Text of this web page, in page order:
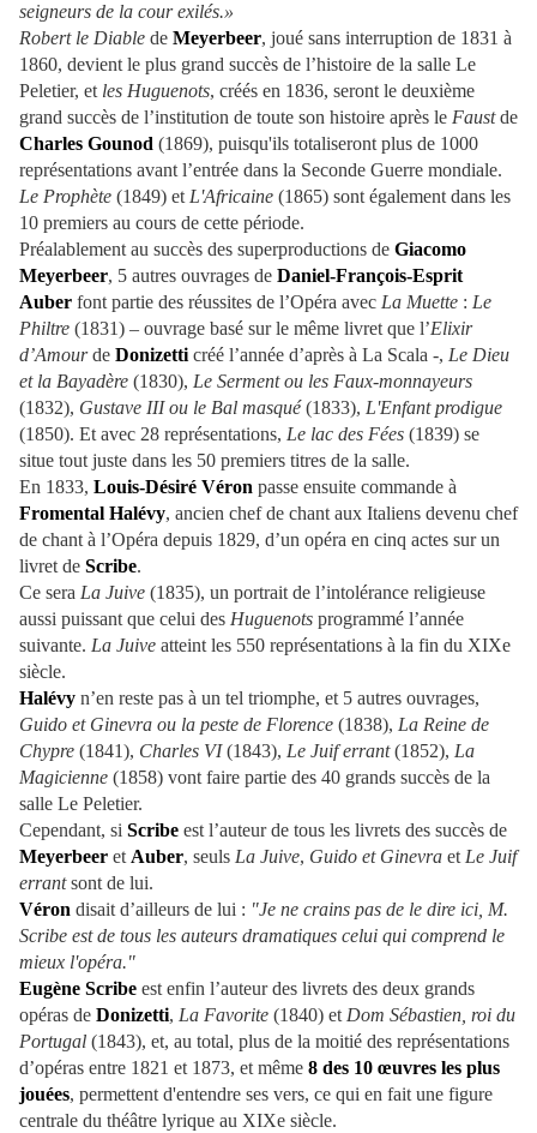
seigneurs de la cour exilés.»
Robert le Diable de Meyerbeer, joué sans interruption de 1831 à
1860, devient le plus grand succès de l’histoire de la salle Le
Peletier, et les Huguenots, créés en 1836, seront le deuxième
grand succès de l’institution de toute son histoire après le Faustde
Charles Gounod (1869), puisqu'ils totaliseront plus de 1000
représentations avant l’entrée dans la Seconde Guerre mondiale.
Le Prophète (1849) et L'Africaine (1865) sont également dans les
10 premiers au cours de cette période.
Préalablement au succès des superproductions de Giacomo
Meyerbeer, 5 autres ouvrages de Daniel-François-Esprit
Auber font partie des réussites de l’Opéra avec La Muette : Le
Philtre (1831) – ouvrage basé sur le même livret que l’Elixir
d’Amourde Donizetti créé l’année d’après à La Scala -, Le Dieu
et la Bayadère (1830), Le Serment ou les Faux-monnayeurs
(1832), Gustave III ou le Bal masqué(1833), L'Enfant prodigue
(1850). Et avec 28 représentations, Le lac des Fées (1839) se
situe tout juste dans les 50 premiers titres de la salle.
En 1833, Louis-Désiré Véron passe ensuite commande à
Fromental Halévy, ancien chef de chant aux Italiens devenu chef
de chant à l’Opéra depuis 1829, d’un opéra en cinq actes sur un
livret de Scribe.
Ce sera La Juive (1835), un portrait de l’intolérance religieuse
aussi puissant que celui des Huguenots programmé l’année
suivante. La Juive atteint les 550 représentations à la fin du XIXe
siècle.
Halévy n’en reste pas à un tel triomphe, et 5 autres ouvrages,
Guido et Ginevra ou la peste de Florence (1838), La Reine de
Chypre (1841), Charles VI(1843), Le Juif errant(1852), La
Magicienne (1858) vont faire partie des 40 grands succès de la
salle Le Peletier.
Cependant, si Scribe est l’auteur de tous les livrets des succès de
Meyerbeer et Auber, seuls La Juive, Guido et Ginevra et Le Juif
errantsont de lui.
Véron disait d’ailleurs de lui : "Je ne crains pas de le dire ici, M.
Scribe est de tous les auteurs dramatiques celui qui comprend le
mieux l'opéra."
Eugène Scribe est enfin l’auteur des livrets des deux grands
opéras de Donizetti, La Favorite (1840) et Dom Sébastien, roi du
Portugal (1843), et, au total, plus de la moitié des représentations
d’opéras entre 1821 et 1873, et même 8 des 10 œuvres les plus
jouées, permettent d'entendre ses vers, ce qui en fait une figure
centrale du théâtre lyrique au XIXe siècle.